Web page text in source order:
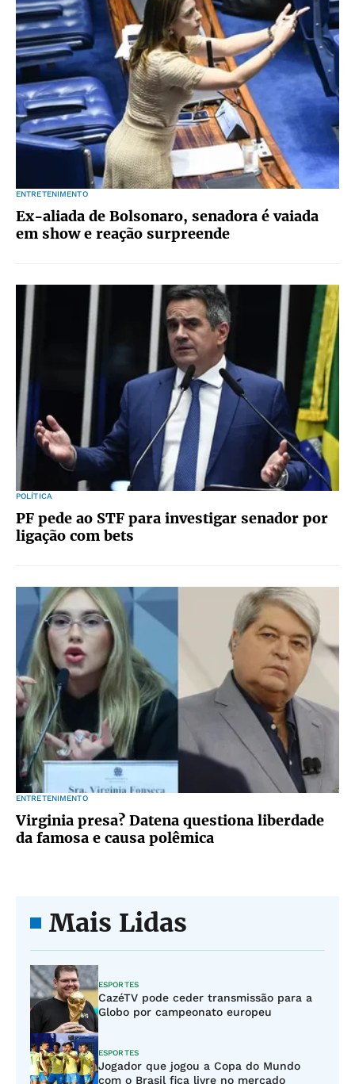
ENTRETENIMENTO
Ex-aliada de Bolsonaro, senadora é vaiada
em show e reação surpreende
POLÍTICA
PF pede ao STF para investigar senador por
ligação com bets
ENTRETENIMENTO
Virginia presa? Datena questiona liberdade
da famosa e causa polêmica
Mais Lidas
ESPORTES
CazéTV pode ceder transmissão para a
Globo por campeonato europeu
ESPORTES
Jogador que jogou a Copa do Mundo
com o Brasil fica livre no mercado